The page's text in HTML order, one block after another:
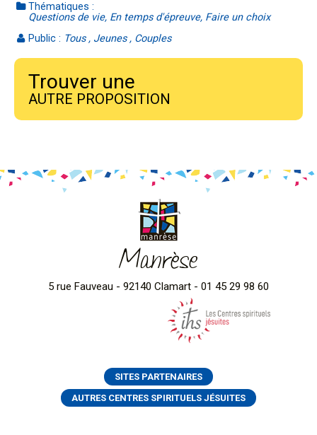
Thématiques :
Questions de vie, En temps d'épreuve, Faire un choix
Public : Tous , Jeunes , Couples
Trouver une
AUTRE PROPOSITION
Manrèse
5 rue Fauveau - 92140 Clamart - 01 45 29 98 60
SITES PARTENAIRES
AUTRES CENTRES SPIRITUELS JÉSUITES